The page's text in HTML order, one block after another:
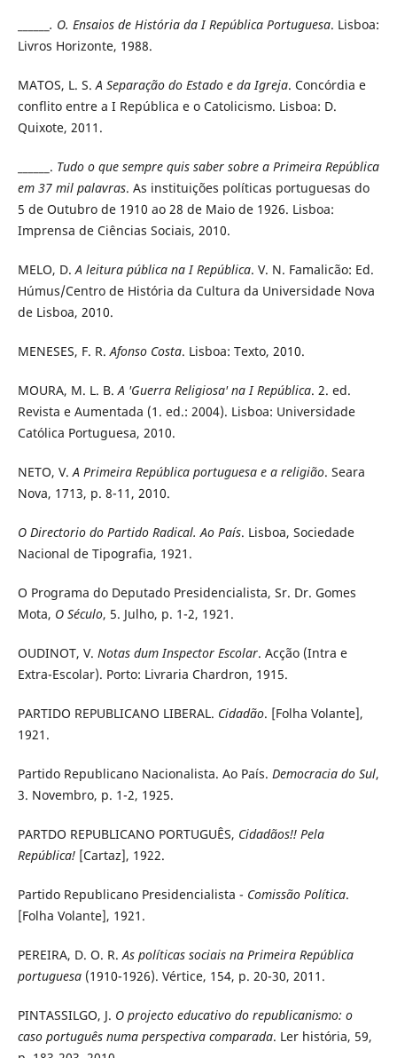
. O. Ensaios de História da I República Portuguesa. Lisboa:
Livros Horizonte, 1988.
MATOS, L. S. A Separação do Estado e da Igreja. Concórdia e
conflito entre a I República e o Catolicismo. Lisboa: D.
Quixote, 2011.
______. Tudo o que sempre quis saber sobre a Primeira República
em 37 mil palavras. As instituições políticas portuguesas do
5 de Outubro de 1910 ao 28 de Maio de 1926. Lisboa:
Imprensa de Ciências Sociais, 2010.
MELO, D. A leitura pública na I República. V. N. Famalicão: Ed.
Húmus/Centro de História da Cultura da Universidade Nova
de Lisboa, 2010.
MENESES, F. R. Afonso Costa. Lisboa: Texto, 2010.
MOURA, M. L. B. A 'Guerra Religiosa' na I República. 2. ed.
Revista e Aumentada (1. ed.: 2004). Lisboa: Universidade
Católica Portuguesa, 2010.
NETO, V. A Primeira República portuguesa e a religião. Seara
Nova, 1713, p. 8-11, 2010.
O Directorio do Partido Radical. Ao País. Lisboa, Sociedade
Nacional de Tipografia, 1921.
O Programa do Deputado Presidencialista, Sr. Dr. Gomes
Mota, O Século, 5. Julho, p. 1-2, 1921.
OUDINOT, V. Notas dum Inspector Escolar. Acção (Intra e
Extra-Escolar). Porto: Livraria Chardron, 1915.
PARTIDO REPUBLICANO LIBERAL. Cidadão. [Folha Volante],
1921.
Partido Republicano Nacionalista. Ao País. Democracia do Sul,
3. Novembro, p. 1-2, 1925.
PARTDO REPUBLICANO PORTUGUÊS, Cidadãos!! Pela
República![Cartaz], 1922.
Partido Republicano Presidencialista - Comissão Política.
[Folha Volante], 1921.
PEREIRA, D. O. R. As políticas sociais na Primeira República
portuguesa(1910-1926). Vértice, 154, p. 20-30, 2011.
PINTASSILGO, J. O projecto educativo do republicanismo: o
caso português numa perspectiva comparada. Ler história, 59,